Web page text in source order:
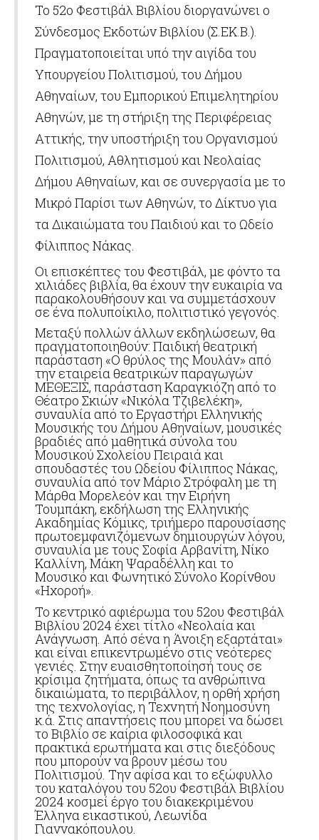
Το 52ο Φεστιβάλ Βιβλίου διοργανώνει ο
Σύνδεσμος Εκδοτών Βιβλίου (Σ.ΕΚ.Β.).
Πραγματοποιείται υπό την αιγίδα του
Υπουργείου Πολιτισμού, του Δήμου
Αθηναίων, του Εμπορικού Επιμελητηρίου
Αθηνών, με τη στήριξη της Περιφέρειας
Αττικής, την υποστήριξη του Οργανισμού
Πολιτισμού, Αθλητισμού και Νεολαίας
Δήμου Αθηναίων, και σε συνεργασία με το
Μικρό Παρίσι των Αθηνών, το Δίκτυο για
τα Δικαιώματα του Παιδιού και το Ωδείο
Φίλιππος Νάκας.
Oι επισκέπτες του Φεστιβάλ, με φόντο τα
χιλιάδες βιβλία, θα έχουν την ευκαιρία να
παρακολουθήσουν και να συμμετάσχουν
σε ένα πολυποίκιλο, πολιτιστικό γεγονός.
Μεταξύ πολλών άλλων εκδηλώσεων, θα
πραγματοποιηθούν: Παιδική θεατρική
παράσταση «Ο θρύλος της Μουλάν» από
την εταιρεία θεατρικών παραγωγών
ΜΕΘΕΞΙΣ, παράσταση Καραγκιόζη από το
Θέατρο Σκιών «Νικόλα Τζιβελέκη»,
συναυλία από το Εργαστήρι Ελληνικής
Μουσικής του Δήμου Αθηναίων, μουσικές
βραδιές από μαθητικά σύνολα του
Μουσικού Σχολείου Πειραιά και
σπουδαστές του Ωδείου Φίλιππος Νάκας,
συναυλία από τον Μάριο Στρόφαλη με τη
Μάρθα Μορελεόν και την Ειρήνη
Τουμπάκη, εκδήλωση της Ελληνικής
Ακαδημίας Κόμικς, τριήμερο παρουσίασης
πρωτοεμφανιζόμενων δημιουργών λόγου,
συναυλία με τους Σοφία Αρβανίτη, Νίκο
Καλλίνη, Μάκη Ψαραδέλλη και το
Μουσικό και Φωνητικό Σύνολο Κορίνθου
«Ηχοροή».
Το κεντρικό αφιέρωμα του 52ου Φεστιβάλ
Βιβλίου 2024 έχει τίτλο «Νεολαία και
Ανάγνωση. Από σένα η Άνοιξη εξαρτάται»
και είναι επικεντρωμένο στις νεότερες
γενιές. Στην ευαισθητοποίησή τους σε
κρίσιμα ζητήματα, όπως τα ανθρώπινα
δικαιώματα, το περιβάλλον, η ορθή χρήση
της τεχνολογίας, η Τεχνητή Νοημοσύνη
κ.ά. Στις απαντήσεις που μπορεί να δώσει
το Βιβλίο σε καίρια φιλοσοφικά και
πρακτικά ερωτήματα και στις διεξόδους
που μπορούν να βρουν μέσω του
Πολιτισμού. Την αφίσα και το εξώφυλλο
του καταλόγου του 52ου Φεστιβάλ Βιβλίου
2024 κοσμεί έργο του διακεκριμένου
Έλληνα εικαστικού, Λεωνίδα
Γιαννακόπουλου.